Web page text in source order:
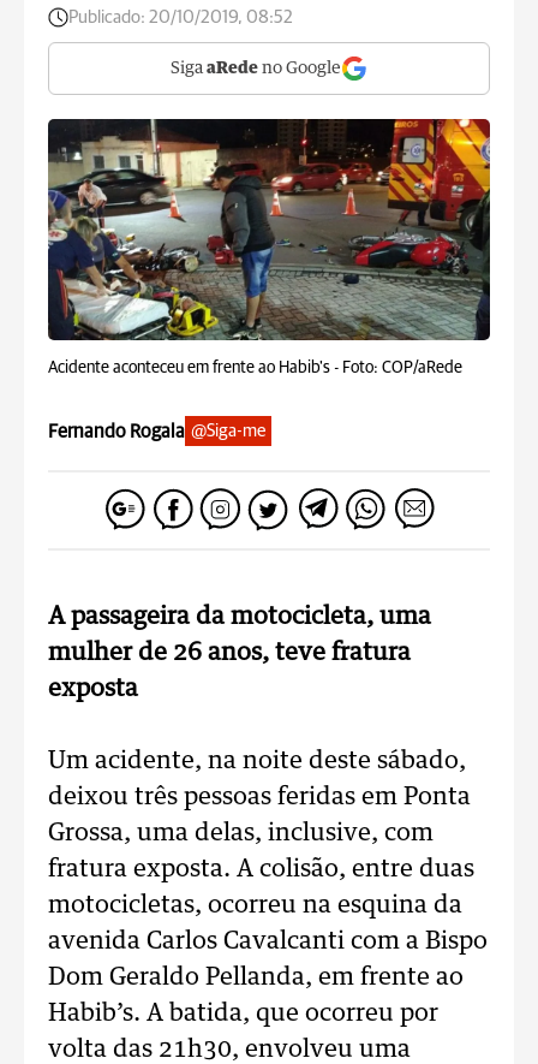
Publicado: 20/10/2019, 08:52
Siga aRede no Google
Acidente aconteceu em frente ao Habib's - Foto: COP/aRede
Fernando Rogala @Siga-me
A passageira da motocicleta, uma
mulher de 26 anos, teve fratura
exposta
Um acidente, na noite deste sábado,
deixou três pessoas feridas em Ponta
Grossa, uma delas, inclusive, com
fratura exposta. A colisão, entre duas
motocicletas, ocorreu na esquina da
avenida Carlos Cavalcanti com a Bispo
Dom Geraldo Pellanda, em frente ao
Habib’s. A batida, que ocorreu por
volta das 21h30, envolveu uma